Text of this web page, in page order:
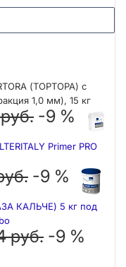
(ТОРТОРА) с
1,0 мм), 15 кг
-9 %
Primer PRO
-9 %
КАЛЬЧЕ) 5 кг под
руб. -9 %